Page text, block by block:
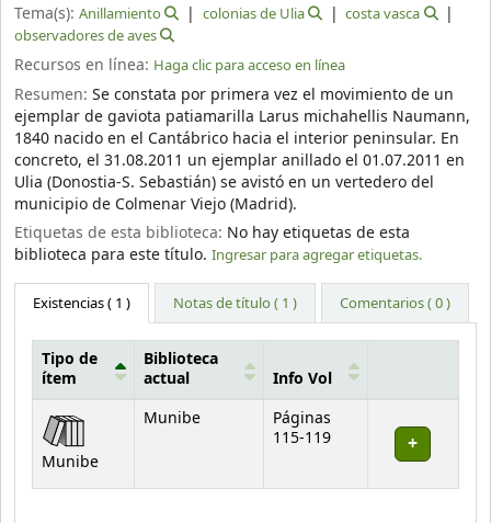
Tema(s): Anillamiento colonias de Ulia
costa vasca
observadores de aves
Recursos en línea: Haga clic para acceso en línea
Resumen: Se constata por primera vez el movimiento de un
ejemplar de gaviota patiamarilla Larus michahellis Naumann,
1840 nacido en el Cantábrico hacia el interior peninsular. En
concreto, el 31.08.2011 un ejemplar anillado el 01.07.2011 en
Ulia (Donostia-S. Sebastián) se avistó en un vertedero del
municipio de Colmenar Viejo (Madrid).
Etiquetas de esta biblioteca: No hay etiquetas de esta
biblioteca para este título. Ingresar para agregar etiquetas.
Existencias( 1 ) Notas de título ( 1 ) Comentarios ( 0 )
Existencias
Tipo de
ítem
Biblioteca
actual
Info Vol
Munibe
Munibe
Páginas
115-119